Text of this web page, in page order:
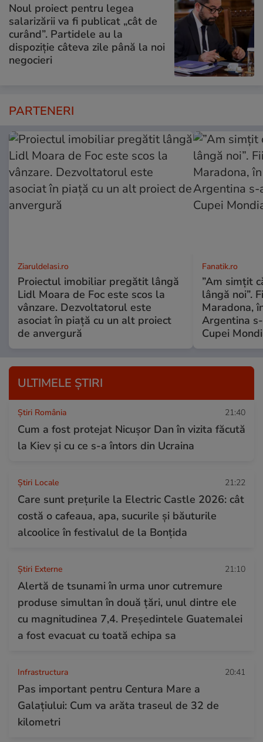
Noul proiect pentru legea
salarizării va fi publicat „cât de
curând”. Partidele au la
dispoziție câteva zile până la noi
negocieri
PARTENERI
ZiaruldeIasi.ro
Proiectul imobiliar pregătit lângă
Lidl Moara de Foc este scos la
vânzare. Dezvoltatorul este
asociat în piață cu un alt proiect
de anvergură
Fanatik.ro
”Am simțit
lângă noi”.
Maradona,
Argentina
Cupei
ULTIMELE ȘTIRI
Știri România 21:40
Cum a fost protejat Nicușor Dan în vizita făcută
la Kiev și cu ce s-a întors din Ucraina
Știri Locale 21:22
Care sunt prețurile la Electric Castle 2026: cât
costă o cafeaua, apa, sucurile și băuturile
alcoolice în festivalul de la Bonțida
Știri Externe 21:10
Alertă de tsunami în urma unor cutremure
produse simultan în două țări, unul dintre ele
cu magnitudinea 7,4. Președintele Guatemalei
a fost evacuat cu toată echipa sa
Infrastructura 20:41
Pas important pentru Centura Mare a
Galațiului: Cum va arăta traseul de 32 de
kilometri